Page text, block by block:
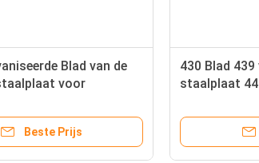
Blad van de
voor
Beste Prijs
430 Blad
staalplaat